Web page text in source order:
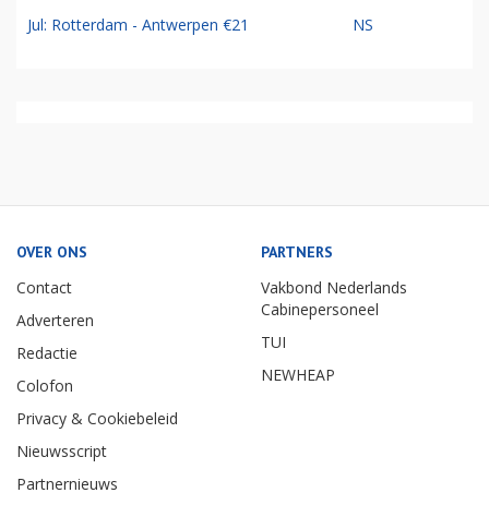
Jul: Rotterdam - Antwerpen €21 NS
OVER ONS
Contact
Adverteren
Redactie
Colofon
Privacy & Cookiebeleid
Nieuwsscript
Partnernieuws
PARTNERS
Vakbond Nederlands
Cabinepersoneel
TUI
NEWHEAP